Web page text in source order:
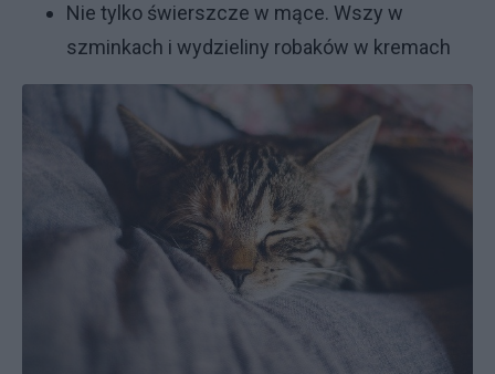
Nie tylko świerszcze w mące. Wszy w
szminkach i wydzieliny robaków w kremach